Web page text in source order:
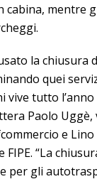
cabina, mentre
la chiusura
quei
vive tutto
Paolo Uggè,
e Lino
“La
per gli